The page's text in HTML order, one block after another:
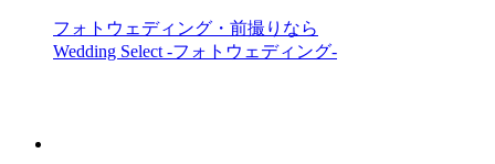
フォトウェディング・前撮りなら
Wedding Select -フォトウェディング-